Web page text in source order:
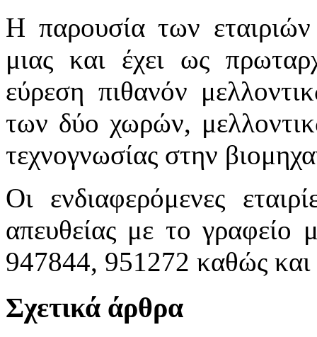
Η παρουσία των
μιας και έχει ως
εύρεση πιθανόν
των δύο χωρών,
τεχνογνωσίας στην
Οι ενδιαφερόμενες
απευθείας με το
947844, 951272 καθώς
Σχετικά άρθρα